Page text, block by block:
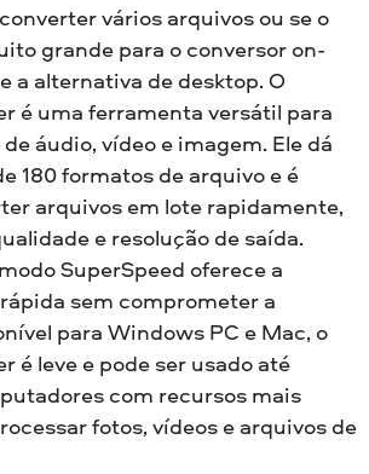
vários arquivos ou se o
grande para o conversor on-
a alternativa de desktop. O
é uma ferramenta versátil para
áudio, vídeo e imagem. Ele dá
180 formatos de arquivo e é
arquivos em lote rapidamente,
e resolução de saída.
SuperSpeed oferece a
sem comprometer a
para Windows PC e Mac, o
é leve e pode ser usado até
com recursos mais
fotos, vídeos e arquivos de